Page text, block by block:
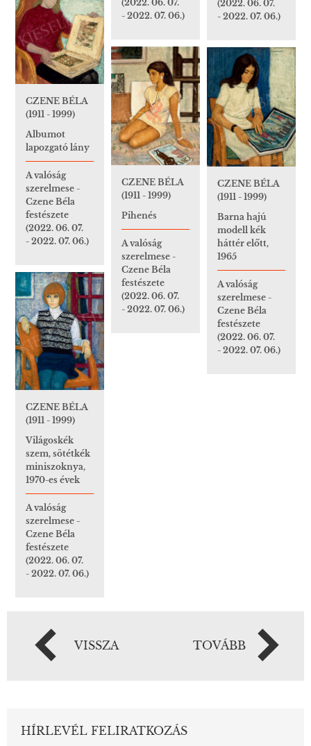
(2022. 06. 07.
- 2022. 07. 06.)
(2022. 06. 07.
- 2022. 07. 06.)
CZENE BÉLA
(1911 - 1999)
Albumot
lapozgató lány
A valóság
szerelmese -
Czene Béla
festészete
(2022. 06. 07.
- 2022. 07. 06.)
CZENE BÉLA
(1911 - 1999)
Pihenés
A valóság
szerelmese -
Czene Béla
festészete
(2022. 06. 07.
- 2022. 07. 06.)
CZENE BÉLA
(1911 - 1999)
Barna hajú
modell kék
háttér előtt,
1965
A valóság
szerelmese -
Czene Béla
festészete
(2022. 06. 07.
- 2022. 07. 06.)
CZENE BÉLA
(1911 - 1999)
Világoskék
szem, sötétkék
miniszoknya,
1970-es évek
A valóság
szerelmese -
Czene Béla
festészete
(2022. 06. 07.
- 2022. 07. 06.)
VISSZA TOVÁBB
HÍRLEVÉL FELIRATKOZÁS